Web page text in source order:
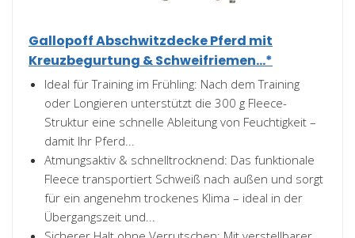
Gallopoff Abschwitzdecke Pferd mit
Kreuzbegurtung & Schweifriemen...*
Ideal für Training im Frühling: Nach dem Training
oder Longieren unterstützt die 300 g Fleece-
Struktur eine schnelle Ableitung von Feuchtigkeit –
damit Ihr Pferd...
Atmungsaktiv & schnelltrocknend: Das funktionale
Fleece transportiert Schweiß nach außen und sorgt
für ein angenehm trockenes Klima – ideal in der
Übergangszeit und...